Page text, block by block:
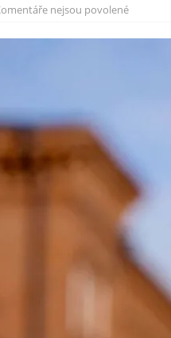
růst krypto kasin: Co by měli vědět
nejsou povolené